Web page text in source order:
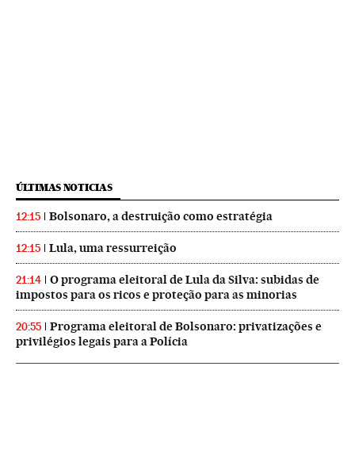
ÚLTIMAS NOTICIAS
12:15 Bolsonaro, a destruição como estratégia
12:15 Lula, uma ressurreição
21:14
O programa eleitoral de Lula da Silva: subidas de
impostos para os ricos e proteção para as minorias
20:55
Programa eleitoral de Bolsonaro: privatizações e
privilégios legais para a Polícia